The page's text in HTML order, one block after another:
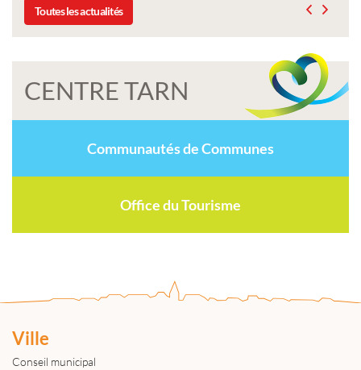
Toutes les actualités
CENTRE TARN
Communautés de Communes
Office du Tourisme
Ville
Conseil municipal